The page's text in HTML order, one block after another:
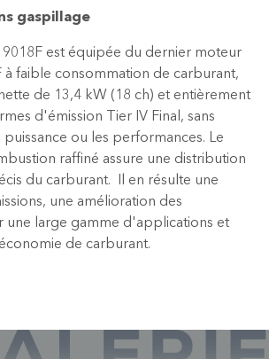
gaspillage
9018F est équipée du dernier moteur
à faible consommation de carburant,
de 13,4 kW (18 ch) et entièrement
d'émission Tier IV Final, sans
ou les performances. Le
raffiné assure une distribution
du carburant. Il en résulte une
une amélioration des
une large gamme d'applications et
de carburant.